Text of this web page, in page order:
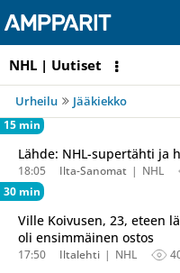
NHL | Uutiset
Urheilu Jääkiekko
15 min
Lähde: NHL-supertähti ja
18:05 Ilta-Sanomat NHL
30 min
Ville Koivusen, 23, eteen
oli ensimmäinen ostos
17:50 Iltalehti NHL